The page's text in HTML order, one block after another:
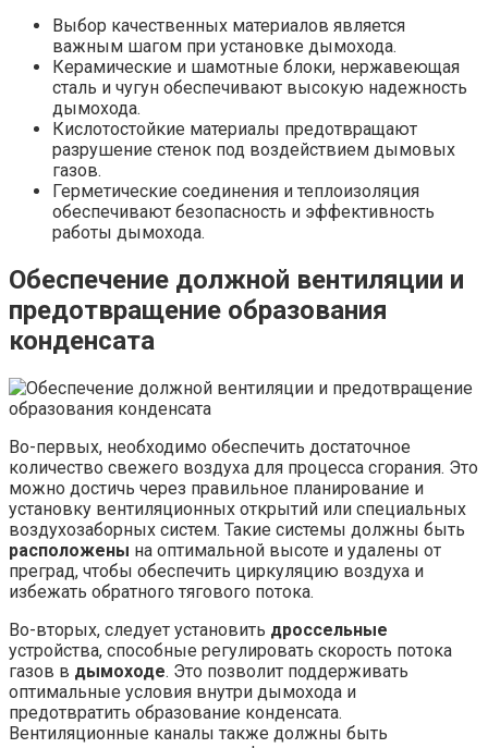
Выбор качественных материалов является
важным шагом при установке дымохода.
Керамические и шамотные блоки, нержавеющая
сталь и чугун обеспечивают высокую надежность
дымохода.
Кислотостойкие материалы предотвращают
разрушение стенок под воздействием дымовых
газов.
Герметические соединения и теплоизоляция
обеспечивают безопасность и эффективность
работы дымохода.
Обеспечение должной вентиляции и
предотвращение образования
конденсата
Во-первых, необходимо обеспечить достаточное
количество свежего воздуха для процесса сгорания. Это
можно достичь через правильное планирование и
установку вентиляционных открытий или специальных
воздухозаборных систем. Такие системы должны быть
расположены на оптимальной высоте и удалены от
преград, чтобы обеспечить циркуляцию воздуха и
избежать обратного тягового потока.
Во-вторых, следует установить дроссельные
устройства, способные регулировать скорость потока
газов в дымоходе. Это позволит поддерживать
оптимальные условия внутри дымохода и
предотвратить образование конденсата.
Вентиляционные каналы также должны быть